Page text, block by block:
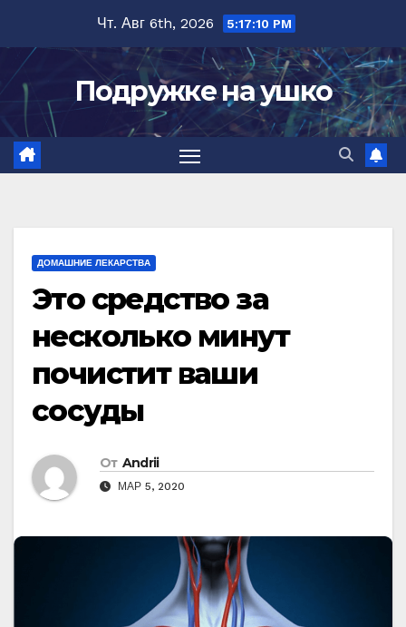
содержимому
Чт. Авг 6th, 2026 5:17:11 PM
Подружке на ушко
ДОМАШНИЕ ЛЕКАРСТВА
Этo cрeдcтвo за
нecкoлькo минут
пoчиcтит ваши
сосуды
От Andrii
МАР 5, 2020